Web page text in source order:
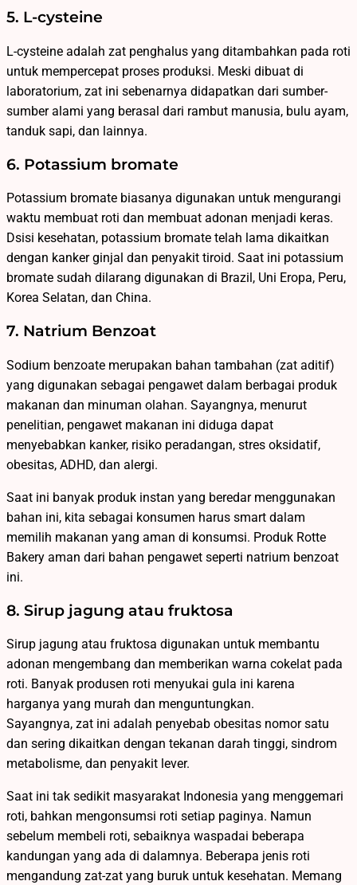
5. L-cysteine
L-cysteine adalah zat penghalus yang ditambahkan pada roti
untuk mempercepat proses produksi. Meski dibuat di
laboratorium, zat ini sebenarnya didapatkan dari sumber-
sumber alami yang berasal dari rambut manusia, bulu ayam,
tanduk sapi, dan lainnya.
6. Potassium bromate
Potassium bromate biasanya digunakan untuk mengurangi
waktu membuat roti dan membuat adonan menjadi keras.
Dsisi kesehatan, potassium bromate telah lama dikaitkan
dengan kanker ginjal dan penyakit tiroid. Saat ini potassium
bromate sudah dilarang digunakan di Brazil, Uni Eropa, Peru,
Korea Selatan, dan China.
7. Natrium Benzoat
Sodium benzoate merupakan bahan tambahan (zat aditif)
yang digunakan sebagai pengawet dalam berbagai produk
makanan dan minuman olahan. Sayangnya, menurut
penelitian, pengawet makanan ini diduga dapat
menyebabkan kanker, risiko peradangan, stres oksidatif,
obesitas, ADHD, dan alergi.
Saat ini banyak produk instan yang beredar menggunakan
bahan ini, kita sebagai konsumen harus smart dalam
memilih makanan yang aman di konsumsi. Produk Rotte
Bakery aman dari bahan pengawet seperti natrium benzoat
ini.
8. Sirup jagung atau fruktosa
Sirup jagung atau fruktosa digunakan untuk membantu
adonan mengembang dan memberikan warna cokelat pada
roti. Banyak produsen roti menyukai gula ini karena
harganya yang murah dan menguntungkan.
Sayangnya, zat ini adalah penyebab obesitas nomor satu
dan sering dikaitkan dengan tekanan darah tinggi, sindrom
metabolisme, dan penyakit lever.
Saat ini tak sedikit masyarakat Indonesia yang menggemari
roti, bahkan mengonsumsi roti setiap paginya. Namun
sebelum membeli roti, sebaiknya waspadai beberapa
kandungan yang ada di dalamnya. Beberapa jenis roti
mengandung zat-zat yang buruk untuk kesehatan. Memang